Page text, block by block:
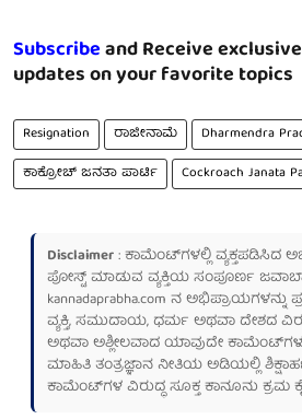
Subscribeand Receive
updates on your favorite topics
Resignation ರಾಜೀನಾಮೆ Dharmendra
ಕಾಕ್ರೋಚ್ ಜನತಾ ಪಾರ್ಟಿ
Cockroach Janata
Disclaimer: ಕಾಮೆಂಟ್‌ಗಳಲ್ಲಿ ವ್ಯಕ್ತಪಡಿಸಿದ
ಪೋಸ್ಟ್ ಮಾಡುವ ವ್ಯಕ್ತಿಯ ಸಂಪೂರ್ಣ
kannadaprabha.com ನ ಅಭಿಪ್ರಾಯಗಳನ್ನು
ವ್ಯಕ್ತಿ, ಸಮುದಾಯ, ಧರ್ಮ ಅಥವಾ ದೇಶದ
ಅಥವಾ ಅಶ್ಲೀಲವಾದ ಯಾವುದೇ
ಮಾಹಿತಿ ತಂತ್ರಜ್ಞಾನ ನೀತಿಯ ಅಡಿಯಲ್ಲಿ
ಕಾಮೆಂಟ್‌ಗಳ ವಿರುದ್ಧ ಸೂಕ್ತ ಕಾನೂನು ಕ್ರಮ